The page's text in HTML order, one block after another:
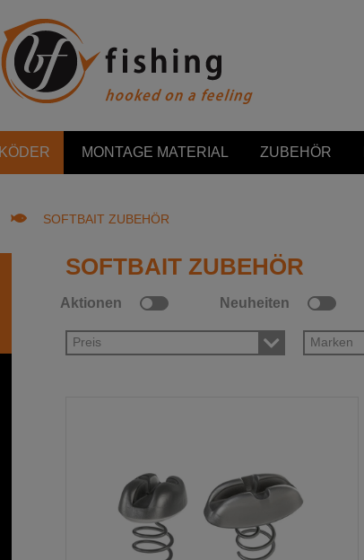
KÖDER MONTAGE MATERIAL ZUBEHÖR
SOFTBAIT ZUBEHÖR
SOFTBAIT ZUBEHÖR
Aktionen Neuheiten
Preis Marken